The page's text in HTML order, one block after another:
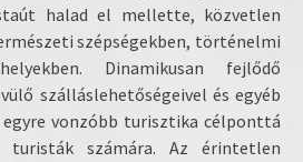
halad el mellette, közvetlen
szépségekben, történelmi
Dinamikusan fejlődő
szálláslehetőségeivel és egyéb
vonzóbb turisztika célponttá
számára. Az érintetlen